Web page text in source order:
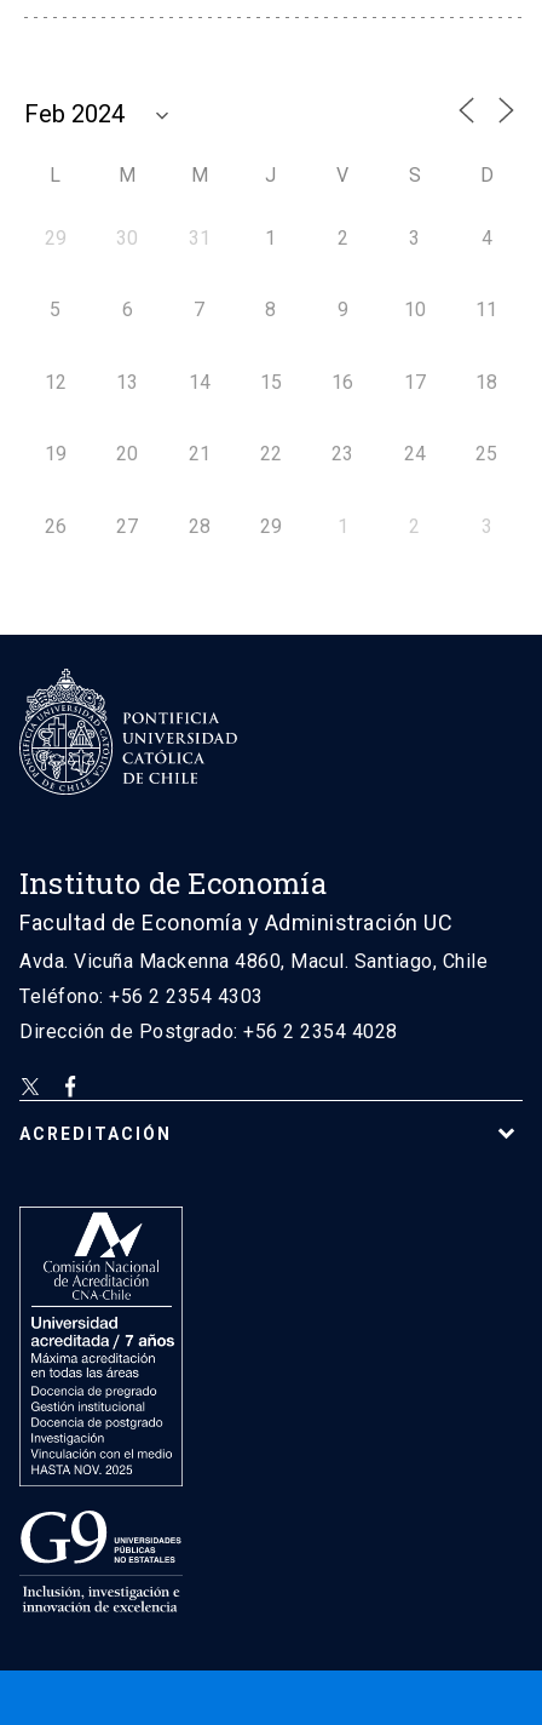
L M M J V S D
29 30 31 1 2 3 4
5 6 7 8 9 10 11
12 13 14 15 16 17 18
19 20 21 22 23 24 25
26 27 28 29 1 2 3
Instituto de Economía
Facultad de Economía y Administración UC
Avda. Vicuña Mackenna 4860, Macul. Santiago, Chile
Teléfono: +56 2 2354 4303
Dirección de Postgrado: +56 2 2354 4028
ACREDITACIÓN